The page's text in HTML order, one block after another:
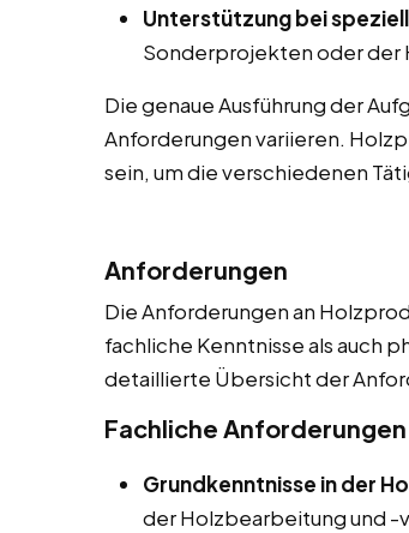
Unterstützung bei
Sonderprojekten oder der
Die genaue Ausführung der
Anforderungen variieren.
sein, um die verschiedenen
Anforderungen
Die Anforderungen an
fachliche Kenntnisse als auch
detaillierte Übersicht der
Fachliche Anforderungen
Grundkenntnisse in der
der Holzbearbeitung und -